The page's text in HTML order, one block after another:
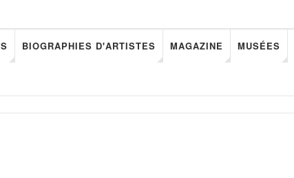
BIOGRAPHIES D'ARTISTES MAGAZINE MUSÉES